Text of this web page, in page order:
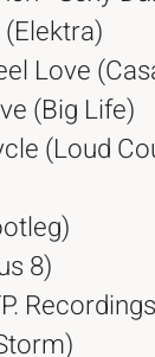
Love
(Big Life)
(Loud
8)